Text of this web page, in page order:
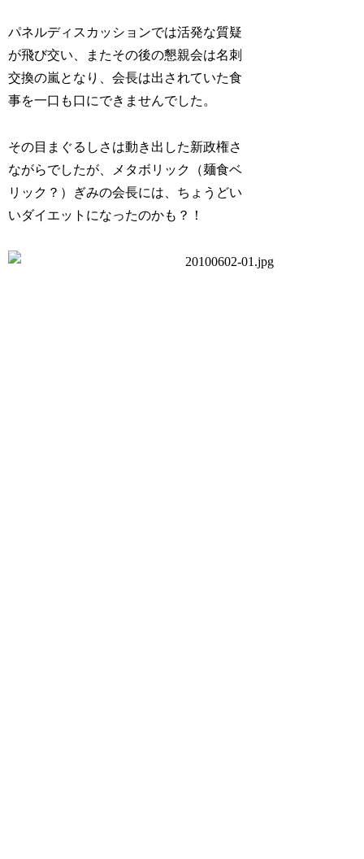
パネルディスカッションでは活発な質疑
が飛び交い、またその後の懇親会は名刺
交換の嵐となり、会長は出されていた食
事を一口も口にできませんでした。
その目まぐるしさは動き出した新政権さ
ながらでしたが、メタボリック（麺食ベ
リック？）ぎみの会長には、ちょうどい
いダイエットになったのかも？！